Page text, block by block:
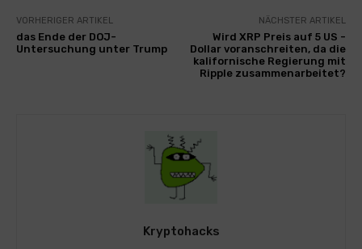
VORHERIGER ARTIKEL
das Ende der DOJ-
Untersuchung unter Trump
NÄCHSTER ARTIKEL
Wird XRP Preis auf 5 US -
Dollar voranschreiten, da die
kalifornische Regierung mit
Ripple zusammenarbeitet?
Kryptohacks